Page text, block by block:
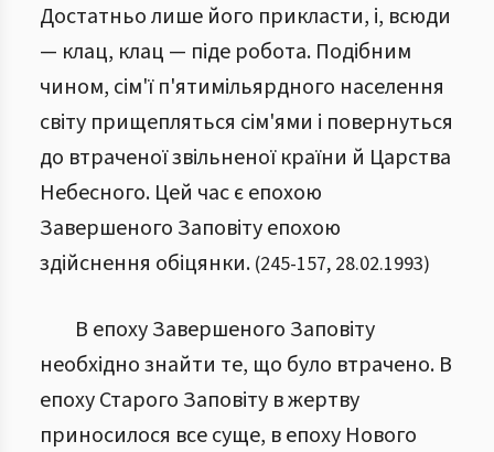
Достатньо лише його прикласти, і, всюди
— клац, клац — піде робота. Подібним
чином, сім'ї п'ятимільярдного населення
світу прищепляться сім'ями і повернуться
до втраченої звільненої країни й Царства
Небесного. Цей час є епохою
Завершеного Заповіту епохою
здійснення обіцянки. (245-157, 28.02.1993)
В епоху Завершеного Заповіту
необхідно знайти те, що було втрачено. В
епоху Старого Заповіту в жертву
приносилося все суще, в епоху Нового